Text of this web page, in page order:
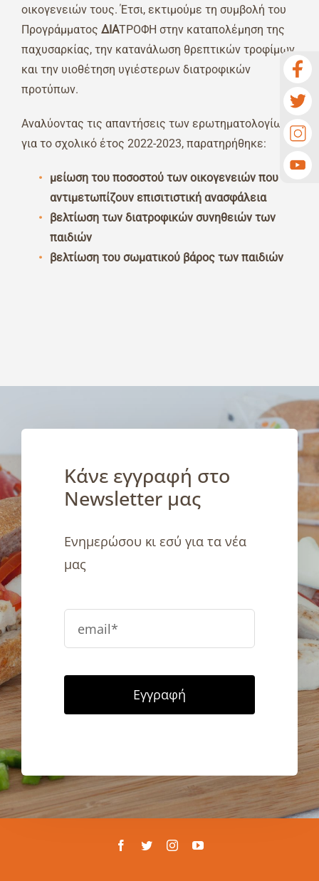
GR
οικογενειών τους. Έτσι, εκτιμούμε τη συμβολή του
Προγράμματος ΔΙΑΤΡΟΦΗ στην καταπολέμηση της
παχυσαρκίας, την κατανάλωση θρεπτικών τροφίμων
και την υιοθέτηση υγιέστερων διατροφικών
προτύπων.
Αναλύοντας τις απαντήσεις των ερωτηματολογίων
για το σχολικό έτος 2022-2023, παρατηρήθηκε:
μείωση του ποσοστού των οικογενειών που
αντιμετωπίζουν επισιτιστική ανασφάλεια
βελτίωση των διατροφικών συνηθειών των
παιδιών
βελτίωση του σωματικού βάρος των παιδιών
Κάνε εγγραφή στο
Newsletter μας
Ενημερώσου κι εσύ για τα νέα
μας
Εγγραφή